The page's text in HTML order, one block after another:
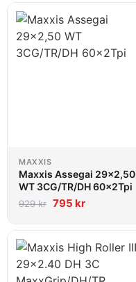
MAXXIS
Maxxis Assegai 29x2,50
WT 3CG/TR/DH 60x2Tpi
929kr 795 kr